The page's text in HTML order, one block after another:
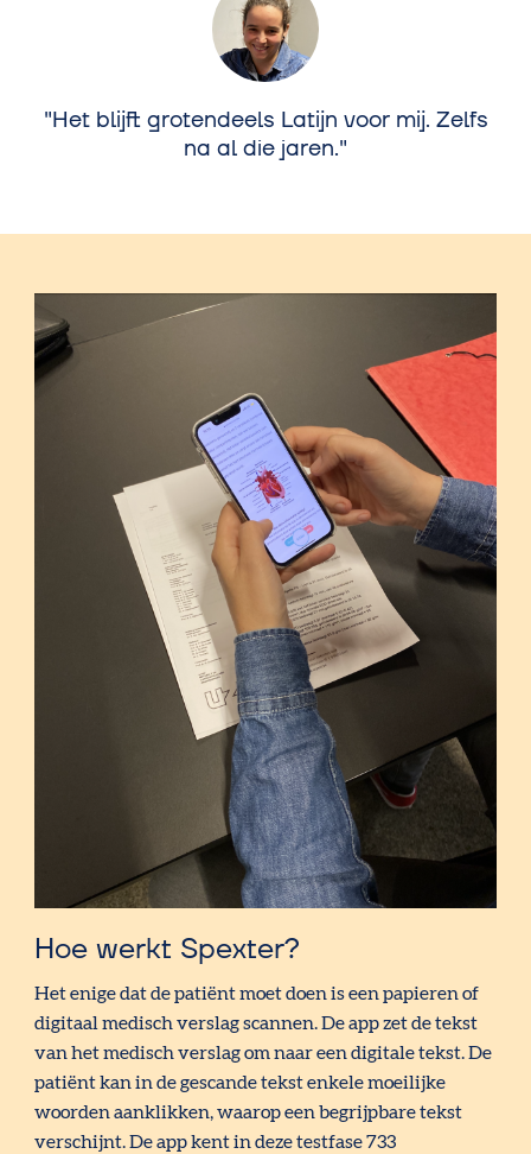
Het blijft grotendeels Latijn voor mij. Zelfs
na al die jaren.
Hoe werkt Spexter?
Het enige dat de patiënt moet doen is een papieren of
digitaal medisch verslag scannen. De app zet de tekst
van het medisch verslag om naar een digitale tekst. De
patiënt kan in de gescande tekst enkele moeilijke
woorden aanklikken, waarop een begrijpbare tekst
verschijnt. De app kent in deze testfase 733